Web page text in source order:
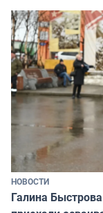
НОВОСТИ
Галина